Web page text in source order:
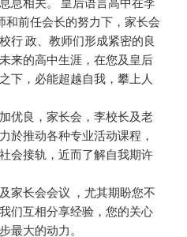
息相关。 皇后语言高中在李
和前任会长的努力下，家长会
行 政、教师们形成紧密的良
来的高中生涯，在您及皇后
下，必能超越自我，攀上人
优良，家长会，李校长及老
於推动各种专业活动课程，
会接轨，近而了解自我期许
家长会会议 ，尤其期盼您不
们互相分享经验，您的关心
最大的动力。